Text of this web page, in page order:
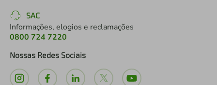
SAC
Informações, elogios e reclamações
0800 724 7220
Nossas Redes Sociais